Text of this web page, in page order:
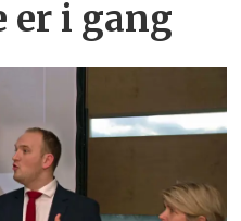
er i gang